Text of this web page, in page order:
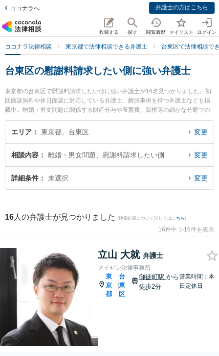
ココナラへ 弁護士の方はこちら
投稿する 探す 閲覧履歴 マイリスト ログイン
ココナラ法律相談 東京都で法律相談できる弁護士 台東区で法律相談で
台東区の慰謝料請求したい側に強い弁護士
東京都の台東区で慰謝料請求したい側に強い弁護士が16名見つかりました。初
回面談無料や休日面談に対応している弁護士、解決事例を持つ弁護士なども掲
載中。離婚・男女問題に関係する財産分与や養育費、親権等の細かな分野での
絞り込み検索もでき便利です。特にアイゼン法律事務所の立山 大就弁護士や漆
原法律事務所の漆原 照大弁護士、弁護士法人越野・髙本法律事務所の髙本 紗斗
護士に相談したい』『慰謝料請求したい側のトラブル解決の実績豊富な近くの
弁護士を検索したい』『初回相談無料で慰謝料請求したい側を法律相談できる
台東区内の弁護士に相談予約したい』などでお困りの相談者さんにおすすめで
エリア 東京都、台東区 変更
相談内容 離婚・男女問題、慰謝料請求したい側 変更
詳細条件 未選択 変更
16 人の弁護士が見つかりました (検索結果について詳しくは こちら)
16件中 1-16件を表示
立山 大就 弁護士
アイゼン法律事務所
東
京
都
|
台
東
区
御徒町駅 から
徒歩2分
営業時間：本
日定休日